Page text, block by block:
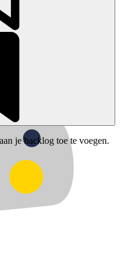
je backlog toe te voegen.